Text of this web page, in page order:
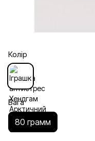
Колір
Вага
80 грамм